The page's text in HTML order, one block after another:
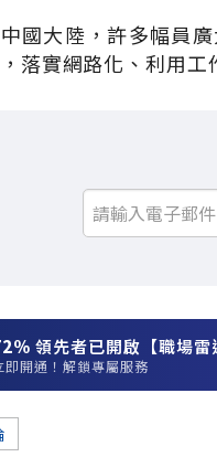
國大陸，許多幅員
落實網路化、利用工
領先者已開啟【職場雷
即開通！解鎖專屬服務